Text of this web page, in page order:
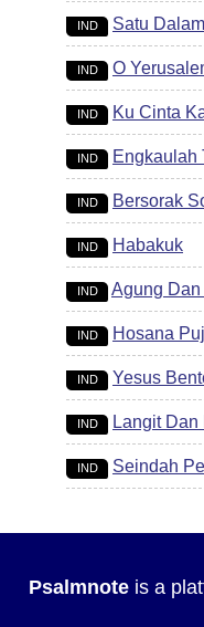
IND Satu
IND O
IND Ku Cinta
IND Engkaulah
IND Bersorak
IND Habakuk
IND Agung
IND Hosana
IND Yesus
IND Langit Dan
IND Seindah
Psalmnote is a